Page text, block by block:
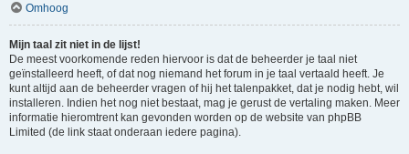
Omhoog
Mijn taal zit niet in de lijst!
De meest voorkomende reden hiervoor is dat de beheerder je taal niet
geïnstalleerd heeft, of dat nog niemand het forum in je taal vertaald heeft. Je
kunt altijd aan de beheerder vragen of hij het talenpakket, dat je nodig hebt, wil
installeren. Indien het nog niet bestaat, mag je gerust de vertaling maken. Meer
informatie hieromtrent kan gevonden worden op de website van phpBB
Limited (de link staat onderaan iedere pagina).